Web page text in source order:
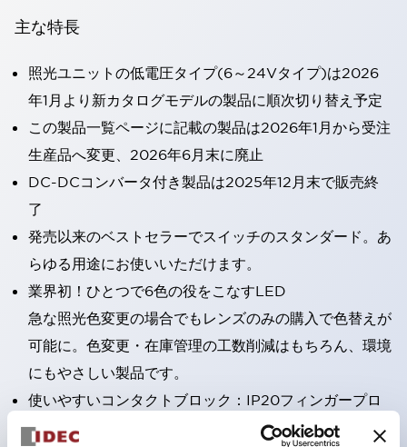
主な特長
照光ユニットの低電圧タイプ(6～24Vタイプ)は2026
年1月より新カタログモデルの製品に順次切り替え予定
この製品一覧ページに記載の製品は2026年1月から受注
生産品へ変更、2026年6月末に廃止
DC-DCコンバータ付き製品は2025年12月末で販売終
了
発売以来のベストセラーでスイッチのスタンダード。あ
らゆる用途にお使いいただけます。
業界初！ひとつで6色の役をこなすLED
急な照光色変更の場合でもレンズのみの購入で色替えが
可能に。色変更・在庫管理の工数削減はもちろん、環境
にもやさしい製品です。
使いやすいコンタクトブロック：IP20フィンガープロ
テクション構造、簡単取付け／取外し、ねじ脱落防止、